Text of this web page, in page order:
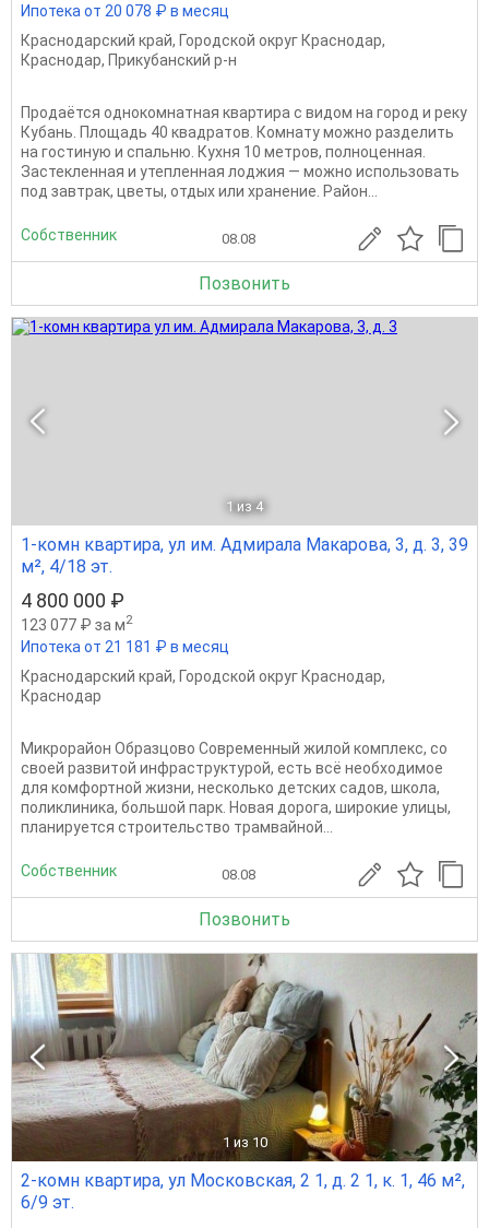
Ипотека от 20 078 ₽ в месяц
Краснодарский край, Городской округ Краснодар,
Краснодар, Прикубанский р-н
Продаётся однокомнатная квартира с видом на город и реку
Кубань. Площадь 40 квадратов. Комнату можно разделить
на гостиную и спальню. Кухня 10 метров, полноценная.
Застекленная и утепленная лоджия — можно использовать
под завтрак, цветы, отдых или хранение. Район...
Собственник 08.08
Позвонить
1 из 4
1-комн квартира, ул им. Адмирала Макарова, 3, д. 3, 39
м², 4/18 эт.
4 800 000 ₽
123 077 ₽ за м2
Ипотека от 21 181 ₽ в месяц
Краснодарский край, Городской округ Краснодар,
Краснодар
Микрорайон Образцово Современный жилой комплекс, со
своей развитой инфраструктурой, есть всё необходимое
для комфортной жизни, несколько детских садов, школа,
поликлиника, большой парк. Новая дорога, широкие улицы,
планируется строительство трамвайной...
Собственник 08.08
Позвонить
1 из 10
2-комн квартира, ул Московская, 2 1, д. 2 1, к. 1, 46 м²,
6/9 эт.